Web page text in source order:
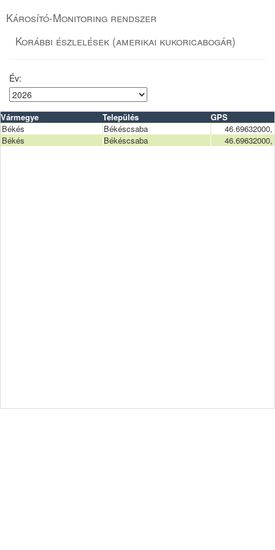
Károsító-Monitoring rendszer
Korábbi észlelések (amerikai kukoricabogár)
Év:
Vármegye Település
GPS
Békés
Békéscsaba
Békés
Békéscsaba